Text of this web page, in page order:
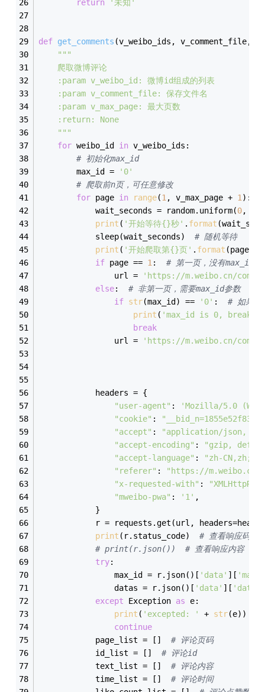
return '未知'
def get_comments (v_weibo_ids, v_comment_file,
"""
    爬取微博评论
    :param v_weibo_id: 微博id组成的列表
    :param v_comment_file: 保存文件名
    :param v_max_page: 最大页数
    :return: None
    """
for weibo_id in v_weibo_ids:
# 初始化max_id
        max_id =
'0'
# 爬取前n页，可任意修改
for page in range(1 , v_max_page + 1 ):
            wait_seconds = random.uniform(
0,
print ( '开始等待{}秒' . format
            sleep(wait_seconds)
# 随机等待
print ( '开始爬取第{}页' . format (page))
if page == 1 : # 第一页，没有max_id参
                url =
'https://m.weibo.cn/
else: # 非第一页，需要max_id参数
if str(max_id) == '0' : # 如果发
print ( 'max_id is 0, break
break
                url =
'https://m.weibo.cn/
            headers = {
"user-agent" :
'Mozilla/5.0
"cookie" :
"accept" :
"application/json,
"accept-encoding" :
"gzip,
"accept-language" :
"zh-
"referer" :
"https://
"x-requested-with" :
"mweibo-pwa" : '1' ,
            }
r = requests.get(url,
print (r.status_code) # 查看响应码
# print(r.json())  # 查看响应内容
try:
                max_id = r.json()[
'data' ][
                datas = r.json()[
'data' ][ 'data'
except Exception as e:
print ( 'excepted: ' + str(e))
continue
            page_list = []
# 评论页码
            id_list = []
# 评论id
            text_list = []
# 评论内容
            time_list = []
# 评论时间